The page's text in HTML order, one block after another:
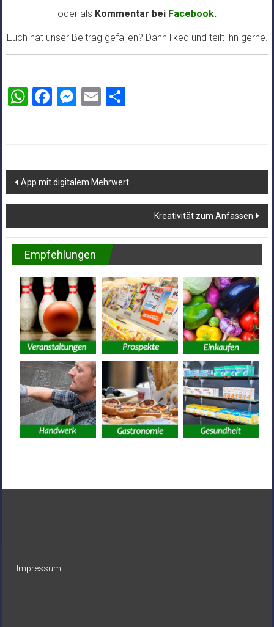
oder als Kommentar bei Facebook.
Euch hat unser Beitrag gefallen? Dann liked und teilt ihn gerne.
WhatsApp
Facebook
Messenger
EmailTeilen
Beitragsnavigation
App mit digitalem Mehrwert
Kreativität zum Anfassen
Empfehlungen
Impressum